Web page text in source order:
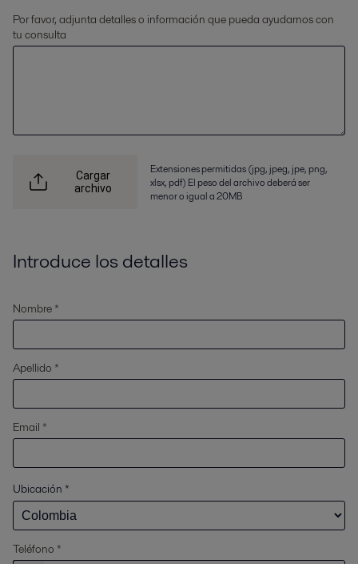
Por favor, adjunta detalles o información que pueda ayudarnos con
tu consulta
Cargar
archivo
Extensiones permitidas (jpg, jpeg, jpe, png,
xlsx, pdf) El peso del archivo deberá ser
menor o igual a 20MB
Introduce los detalles
Nombre *
Apellido *
Email *
Ubicación *
Teléfono *